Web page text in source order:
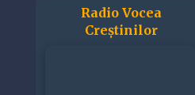
Radio Vocea
Creștinilor